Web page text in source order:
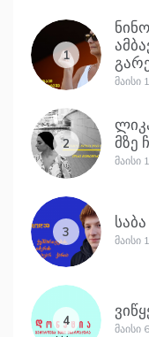
1
Მაისი
2
მზე
Მაისი
3
Მაისი
4
Მაისი